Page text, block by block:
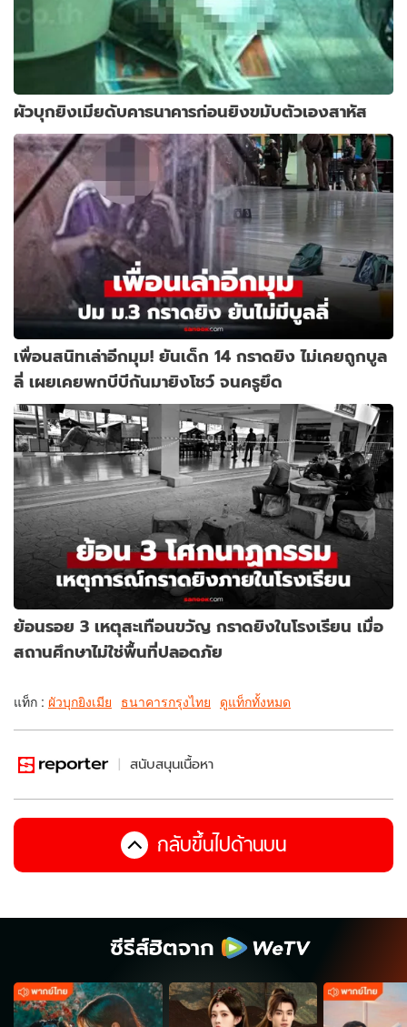
ผัวบุกยิงเมียดับคาธนาคารก่อนยิงขมับตัวเองสาหัส
เพื่อนสนิทเล่าอีกมุม! ยันเด็ก 14 กราดยิง ไม่เคยถูกบูล
ลี่ เผยเคยพกบีบีกันมายิงโชว์ จนครูยึด
ย้อนรอย 3 เหตุสะเทือนขวัญ กราดยิงในโรงเรียน เมื่อ
สถานศึกษาไม่ใช่พื้นที่ปลอดภัย
แท็ก : ผัวบุกยิงเมีย ธนาคารกรุงไทย ดูแท็กทั้งหมด
สนับสนุนเนื้อหา
กลับขึ้นไปด้านบน
ซีรีส์ฮิตจาก